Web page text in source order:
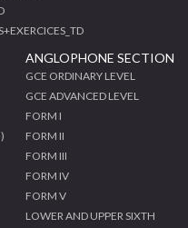
ANGLOPHONE SECTION
GCE ORDINARY LEVEL
GCE ADVANCED LEVEL
FORM I
FORM II
FORM III
FORM IV
FORM V
LOWER AND UPPER SIXTH